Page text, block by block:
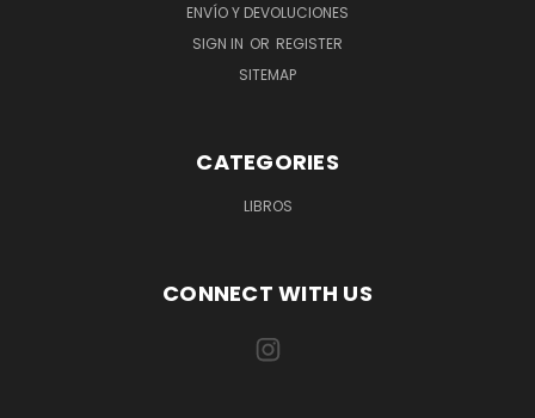
ENVÍO Y DEVOLUCIONES
SIGN IN OR REGISTER
SITEMAP
CATEGORIES
LIBROS
CONNECT WITH US